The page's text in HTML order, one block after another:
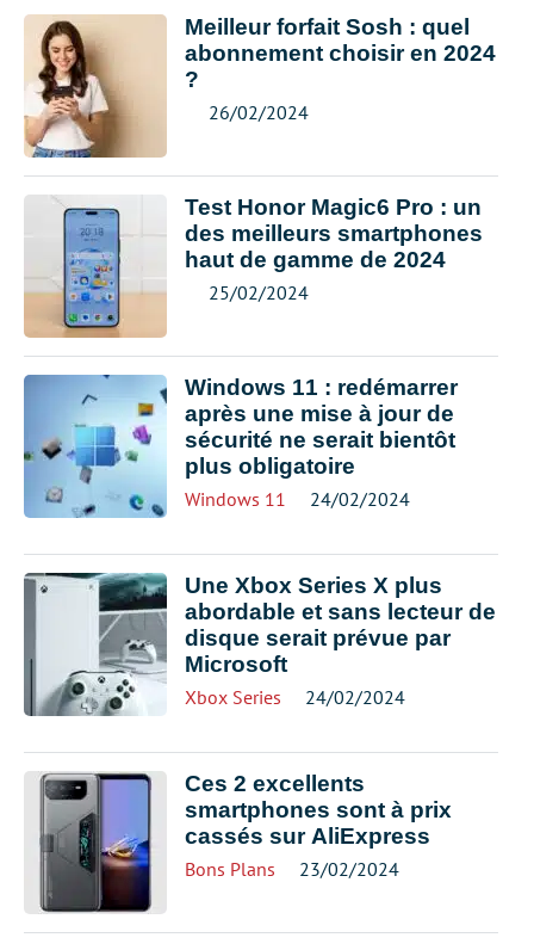
Meilleur forfait Sosh : quel
abonnement choisir en 2024
?
26/02/2024
Test Honor Magic6 Pro : un
des meilleurs smartphones
haut de gamme de 2024
25/02/2024
Windows 11 : redémarrer
après une mise à jour de
sécurité ne serait bientôt
plus obligatoire
Windows 11 24/02/2024
Une Xbox Series X plus
abordable et sans lecteur de
disque serait prévue par
Microsoft
Xbox Series 24/02/2024
Ces 2 excellents
smartphones sont à prix
cassés sur AliExpress
Bons Plans 23/02/2024